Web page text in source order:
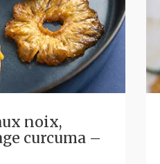
noix,
curcuma –